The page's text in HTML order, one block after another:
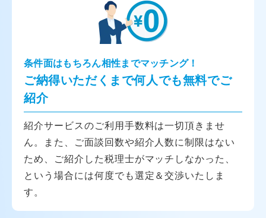
条件面はもちろん相性までマッチング！
ご納得いただくまで何人でも無料でご
紹介
紹介サービスのご利用手数料は一切頂きませ
ん。また、ご面談回数や紹介人数に制限はない
ため、ご紹介した税理士がマッチしなかった、
という場合には何度でも選定＆交渉いたしま
す。